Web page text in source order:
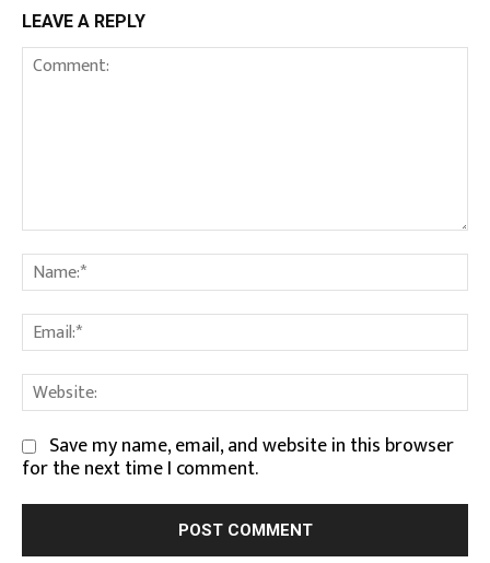
LEAVE A REPLY
Comment:
Save my name, email, and website in this browser
for the next time I comment.